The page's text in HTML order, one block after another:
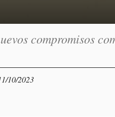
compromisos
10/2023